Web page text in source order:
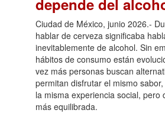
depende del
Ciudad de México, junio 2026.-
hablar de cerveza significaba
inevitablemente de alcohol. Sin
hábitos de consumo están
vez más personas buscan
permitan disfrutar el mismo
la misma experiencia social, pero
más equilibrada.